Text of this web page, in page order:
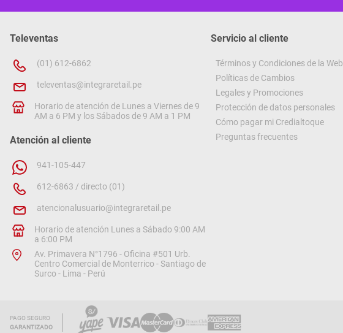
• Bandeja esmaltada
• Parrilla de acero cromado
• Jalador de parrilla
• Set rosticero profesional “Brasa en tu casa”
• Adaptador para manguera GLP
• Kit de inyectores GN
• Manual de instrucciones
Televentas
(01) 612-6862
televentas@integraretail.pe
Horario de atención de Lunes a Viernes de 9
AM a 6 PM y los Sábados de 9 AM a 1 PM
Atención al cliente
941-105-447
612-6863 / directo (01)
atencionalusuario@integraretail.pe
Horario de atención Lunes a Sábado 9:00 AM
a 6:00 PM
Av. Primavera N°1796 - Oficina #501 Urb.
Centro Comercial de Monterrico - Santiago de
Surco - Lima - Perú
Servicio al cliente
Términos y Condiciones de la Web
Políticas de Cambios
Legales y Promociones
Protección de datos personales
Cómo pagar mi Credialtoque
Preguntas frecuentes
PAGO SEGURO
GARANTIZADO